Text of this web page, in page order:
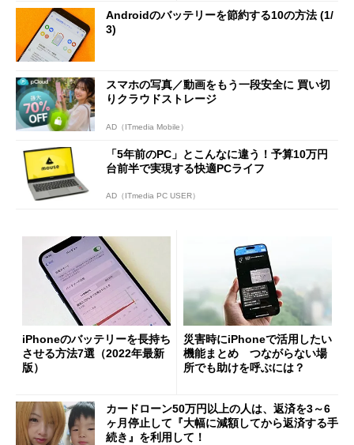
Androidのバッテリーを節約する10の方法 (1/
3)
スマホの写真／動画をもう一段安全に 買い切
りクラウドストレージ
AD（ITmedia Mobile）
「5年前のPC」とこんなに違う！予算10万円
台前半で実現する快適PCライフ
AD（ITmedia PC USER）
iPhoneのバッテリーを長持ち
させる方法7選（2022年最新
版）
災害時にiPhoneで活用したい
機能まとめ つながらない場
所でも助けを呼ぶには？
カードローン50万円以上の人は、返済を3～6
ヶ月停止して『大幅に減額してから返済する手
続き』を利用して！